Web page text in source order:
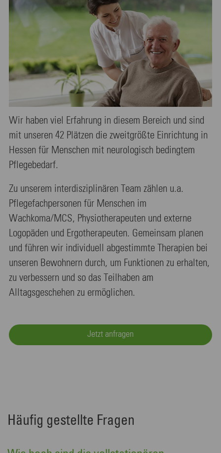
Wir haben viel Erfahrung in diesem Bereich und sind
mit unseren 42 Plätzen die zweitgrößte Einrichtung in
Hessen für Menschen mit neurologisch bedingtem
Pflegebedarf.
Zu unserem interdisziplinären Team zählen u.a.
Pflegefachpersonen für Menschen im
Wachkoma/MCS, Physiotherapeuten und externe
Logopäden und Ergotherapeuten. Gemeinsam planen
und führen wir individuell abgestimmte Therapien bei
unseren Bewohnern durch, um Funktionen zu erhalten,
zu verbessern und so das Teilhaben am
Alltagsgeschehen zu ermöglichen.
Jetzt anfragen
Häufig gestellte Fragen